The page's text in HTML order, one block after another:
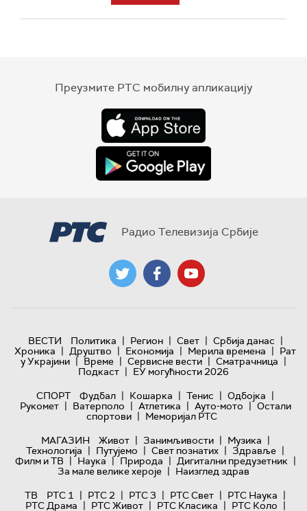
Преузмите РТС мобилну апликацију
Радио Телевизија Србије
ВЕСТИ Политика | Регион | Свет | Србија данас |
Хроника | Друштво | Економија | Мерила времена | Рат
у Украјини | Време | Сервисне вести | Сматрачница |
Подкаст | ЕУ могућности 2026
СПОРТ
Фудбал | Кошарка | Тенис | Одбојка |
Рукомет | Ватерполо | Атлетика | Ауто-мото | Остали
спортови | Меморијал РТС
МАГАЗИН
Живот | Занимљивости | Музика |
Технологијa | Путујемо | Свет познатих | Здравље |
Филм и ТВ | Наука | Природа | Дигитални предузетник |
За мале велике хероје | Наизглед здрав
ТВ
РТС 1 | РТС 2 | РТС 3 | РТС Свет | РТС Наука |
РТС Драма | РТС Живот | РТС Класика | РТС Коло |